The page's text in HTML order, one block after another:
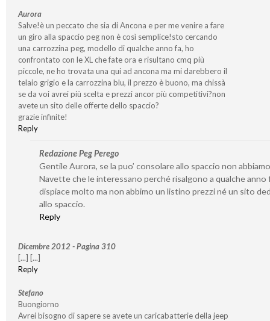
Aurora
Salve!è un peccato che sia di Ancona e per me venire a fare
un giro alla spaccio peg non è così semplice!sto cercando
una carrozzina peg, modello di qualche anno fa, ho
confrontato con le XL che fate ora e risultano cmq più
piccole, ne ho trovata una qui ad ancona ma mi darebbero il
telaio grigio e la carrozzina blu, il prezzo è buono, ma chissà
se da voi avrei più scelta e prezzi ancor più competitivi?non
avete un sito delle offerte dello spaccio?
grazie infinite!
Reply
Redazione Peg Perego
Gentile Aurora, se la puo’ consolare allo spaccio non
Navette che le interessano perché risalgono a qualche anno
dispiace molto ma non abbimo un listino prezzi né un sito
allo spaccio.
Reply
Dicembre 2012 - Pagina 310
[...] [...]
Reply
Stefano
Buongiorno
Avrei bisogno di sapere se avete un caricabatterie della jeep